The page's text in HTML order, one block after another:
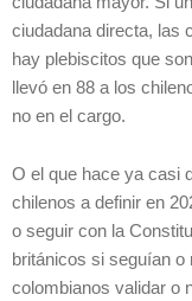
ciudadana directa, las
hay plebiscitos que
llevó en 88 a los
no en el cargo.
O el que hace ya casi
chilenos a definir en
o seguir con la
británicos si seguían o
colombianos validar o